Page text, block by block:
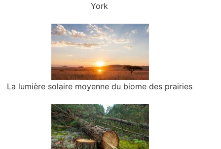
York
La lumière solaire moyenne du biome des prairies